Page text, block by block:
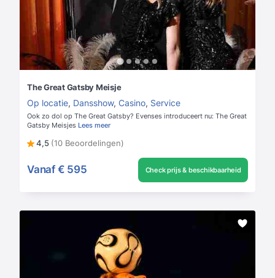
The Great Gatsby Meisje
Op locatie, Dansshow, Casino, Service
Ook zo dol op The Great Gatsby? Evenses introduceert nu: The Great
Gatsby Meisjes Lees meer
4,5 (10 Beoordelingen)
Vanaf € 595 Check prijs & beschikbaarheid